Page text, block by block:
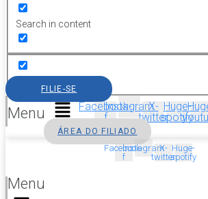
Search in content
Menu
FILIE-SE
Facebook-
f
InstagramX-
twitter
Huge-
spotify
ÁREA DO FILIADO
Facebook-
f
InstagramX-
twitter
Huge-
spotify
Menu